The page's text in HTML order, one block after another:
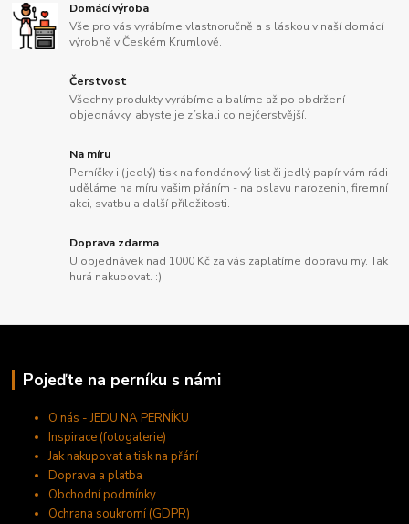
Domácí výroba
Vše pro vás vyrábíme vlastnoručně a s láskou v naší domácí
výrobně v Českém Krumlově.
Čerstvost
Všechny produkty vyrábíme a balíme až po obdržení
objednávky, abyste je získali co nejčerstvější.
Na míru
Perníčky i (jedlý) tisk na fondánový list či jedlý papír vám rádi
uděláme na míru vašim přáním - na oslavu narozenin, firemní
akci, svatbu a další příležitosti.
Doprava zdarma
U objednávek nad 1000 Kč za vás zaplatíme dopravu my. Tak
hurá nakupovat. :)
Pojeďte na perníku s námi
O nás - JEDU NA PERNÍKU
Inspirace (fotogalerie)
Jak nakupovat a tisk na přání
Doprava a platba
Obchodní podmínky
Ochrana soukromí (GDPR)